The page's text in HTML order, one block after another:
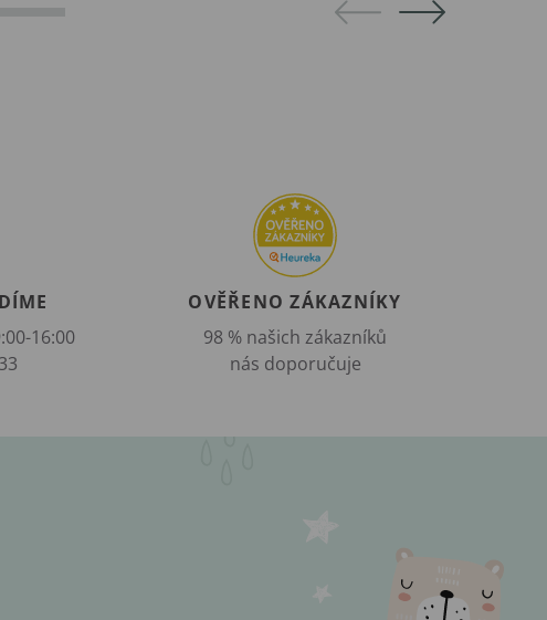
16:00
OVĚŘENO ZÁKAZNÍKY
98 % našich zákazníků
nás doporučuje